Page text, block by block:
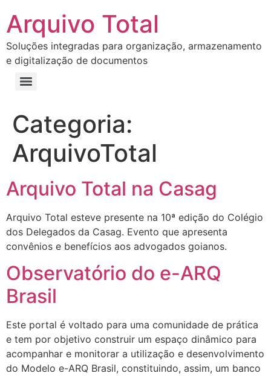
Arquivo Total
Soluções integradas para organização, armazenamento
e digitalização de documentos
Categoria:
ArquivoTotal
Arquivo Total na Casag
Arquivo Total esteve presente na 10ª edição do Colégio
dos Delegados da Casag. Evento que apresenta
convênios e benefícios aos advogados goianos.
Observatório do e-ARQ
Brasil
Este portal é voltado para uma comunidade de prática
e tem por objetivo construir um espaço dinâmico para
acompanhar e monitorar a utilização e desenvolvimento
do Modelo e-ARQ Brasil, constituindo, assim, um banco